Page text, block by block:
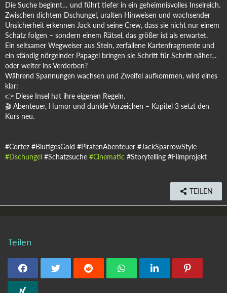
Die Suche beginnt… und führt tiefer in ein geheimnisvolles Inselreich.
Zwischen dichtem Dschungel, uralten Hinweisen und wachsender
Unsicherheit erkennen Jack und seine Crew, dass sie nicht nur einem
Schatz folgen – sondern einem Rätsel, das größer ist als erwartet.
Ein seltsamer Wegweiser aus Stein, zerfallene Kartenfragmente und
ein ständig nörgelnder Papagei bringen sie Schritt für Schritt näher…
oder weiter ins Verderben?
Während Spannungen wachsen und Zweifel aufkommen, wird eines
klar:
👉 Diese Insel hat ihre eigenen Regeln.
🎬 Abenteuer, Humor und dunkle Vorzeichen – Kapitel 3 setzt den
Kurs neu.
#Cortez #BlutigesGold #PiratenAbenteuer #JackSparrowStyle
#Dschungel #Schatzsuche #Cinematic #Storytelling #Filmprojekt
TEILEN
Teilen